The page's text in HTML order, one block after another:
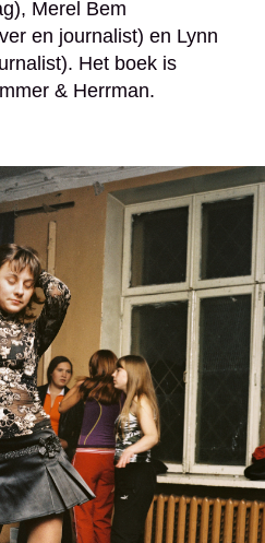
Merel Bem
en journalist) en Lynn
Het boek is
& Herrman.